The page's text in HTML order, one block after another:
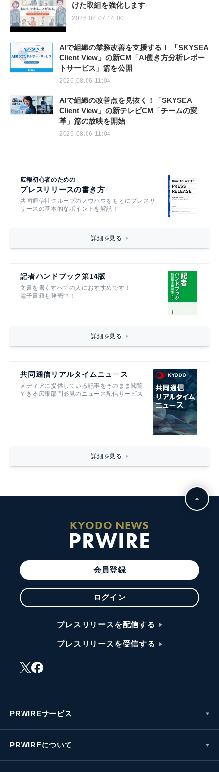
けた取組を強化します
2026.08.07 14:00
AIで組織の業務改善を支援する！ 「SKYSEA
Client View」の新CM「AI働き方分析レポー
トサービス」篇を公開
2026.08.06 11:04
AIで組織の改善点を見抜く！「SKYSEA
Client View」の新テレビCM「チームの変
革」篇の放映を開始
2026.08.06 11:04
広報初心者のための
プレスリリースの書き方
共同通信社グループのノウハウをもとにプレスリ
リースの基本的なポイントを解説！
詳細を見る
記者ハンドブック第14版
文書を書くすべての人におすすめです！
電子書籍も発売中！
詳細を見る
共同通信リアルタイムニュース
メディアに提供している記事をそのまま閲覧
できる広報部門必見のニュース配信サービス
詳細を見る
KYODO NEWS
PRWIRE
会員登録
ログイン
プレスリリースを配信する
プレスリリースを受信する
PRWIREサービス
PRWIREについて